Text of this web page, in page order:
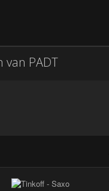
van PADT